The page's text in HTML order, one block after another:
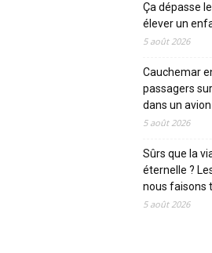
Ça dépasse
élever un
5 août 2026
Cauchemar
passagers
dans un
5 août 2026
Sûrs que la
éternelle ?
nous faisons
5 août 2026